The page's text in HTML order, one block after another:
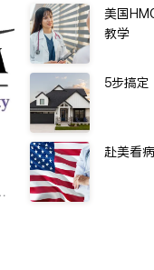
美国
教学
5步搞定
赴美看